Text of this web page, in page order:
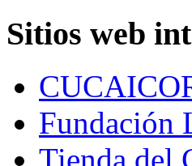
Sitios web
Fundación
Tienda del